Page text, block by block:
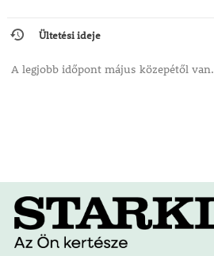
Ültetési ideje
A legjobb időpont május közepétől van.